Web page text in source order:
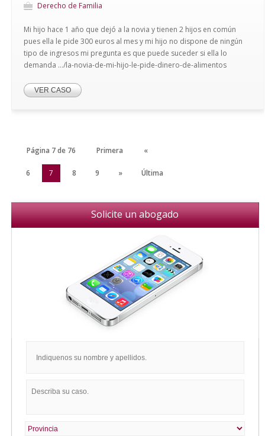
Derecho de Familia
Mi hijo hace 1 año que dejó a la novia y tienen 2 hijos en común
pues ella le pide 300 euros al mes y mi hijo no dispone de ningún
tipo de ingresos mi pregunta es que puede suceder si ella lo
demanda .../la-novia-de-mi-hijo-le-pide-dinero-de-alimentos
VER CASO
Página 7 de 76 Primera «
6 7 8 9 » Última
Solicite un abogado